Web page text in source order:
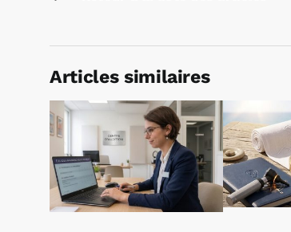
Articles similaires